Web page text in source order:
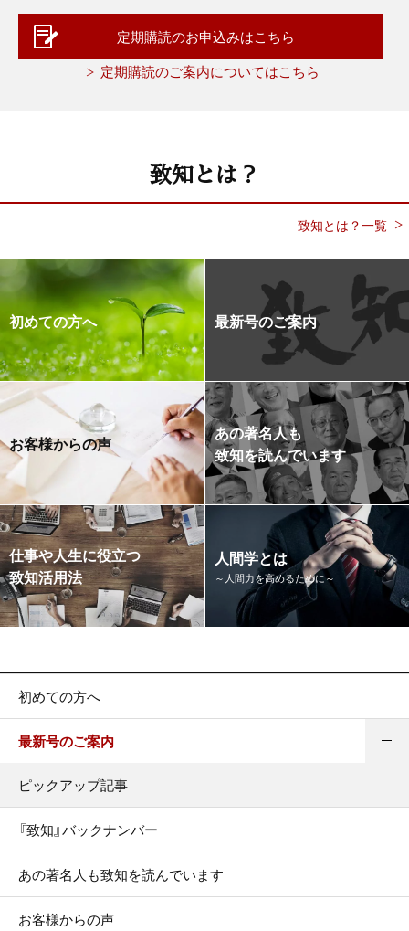
定期購読のお申込みはこちら
定期購読のご案内についてはこちら
致知とは？
致知とは？一覧
初めての方へ 最新号のご案内
お客様からの声
あの著名人も
致知を読んでいます
仕事や人生に役立つ
致知活用法
人間学とは
～人間力を高めるために～
初めての方へ
最新号のご案内
ピックアップ記事
『致知』バックナンバー
あの著名人も致知を読んでいます
お客様からの声